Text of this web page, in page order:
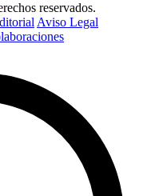
reservados.
Aviso Legal